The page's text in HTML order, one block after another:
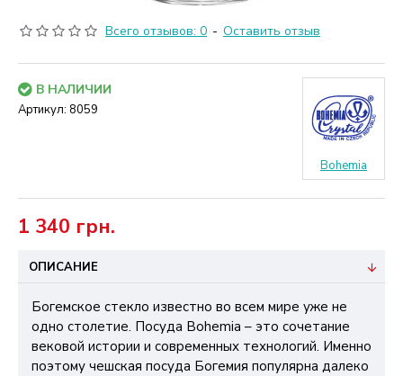
Всего отзывов: 0 - Оставить отзыв
1 340 грн.
В НАЛИЧИИ
Артикул: 8059
Bohemia
ОПИСАНИЕ
Богемское стекло известно во всем мире уже не
одно столетие. Посуда Bohemia – это сочетание
вековой истории и современных технологий. Именно
поэтому чешская посуда Богемия популярна далеко